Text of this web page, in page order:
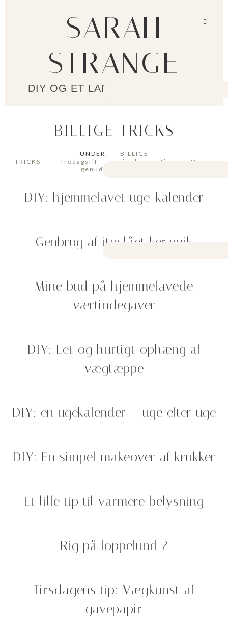
SARAH
STRANGE
DIY OG ET LANGSOMMERE LIV?
BILLIGE TRICKS
UNDER:
BILLIGE
TRICKS
fredagsfif Tirsdagens tip
Ugens
genudsendelse
DIY: hjemmelavet uge-kalender
Genbrug af ituslået keramik
Mine bud på hjemmelavede
værtindegaver
DIY: Let og hurtigt ophæng af
vægtæppe
DIY: en ugekalender – uge efter uge
DIY: En simpel makeover af krukker
Et lille tip til varmere belysning
Rig på loppefund ?
Tirsdagens tip: Vægkunst af
gavepapir